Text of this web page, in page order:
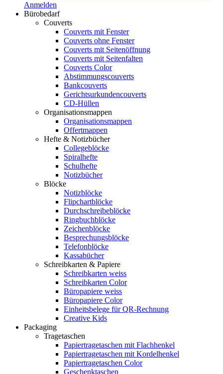
Anmelden
Bürobedarf
Couverts
Couverts mit Fenster
Couverts ohne Fenster
Couverts mit Seitenöffnung
Couverts mit Seitenfalten
Couverts Color
Abstimmungscouverts
Bankcouverts
Gerichtsurkundencouverts
CD-Hüllen
Organisationsmappen
Organisationsmappen
Offertmappen
Hefte & Notizbücher
Collegeblöcke
Spiralhefte
Schulhefte
Notizbücher
Blöcke
Notizblöcke
Flipchartblöcke
Durchschreibeblöcke
Ringbuchblöcke
Zeichenblöcke
Besprechungsblöcke
Telefonblöcke
Kassabücher
Schreibkarten & Papiere
Schreibkarten weiss
Schreibkarten Color
Büropapiere weiss
Büropapiere Color
Einheitsbelege für QR-Rechnung
Creative Kids
Packaging
Tragetaschen
Papiertragetaschen mit Flachhenkel
Papiertragetaschen mit Kordelhenkel
Papiertragetaschen Color
Geschenktaschen